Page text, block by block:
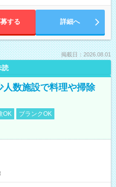
する 詳細へ
掲載日：2026.08.01
読
数施設で料理や掃除
OK
ブランクOK